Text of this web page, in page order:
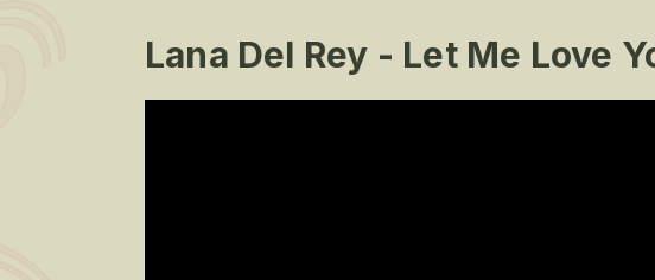
Lana Del Rey - Let Me Love